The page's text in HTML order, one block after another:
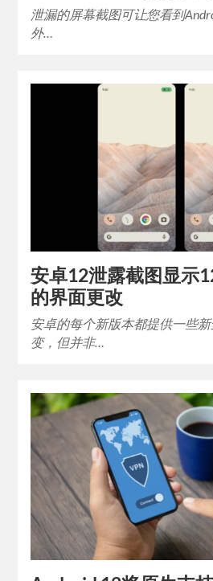
泄漏的屏幕截图可让您看到
外…
安卓12泄露截图显示
的界面更改
安卓的每个新版本都提供一些
变，但并非…